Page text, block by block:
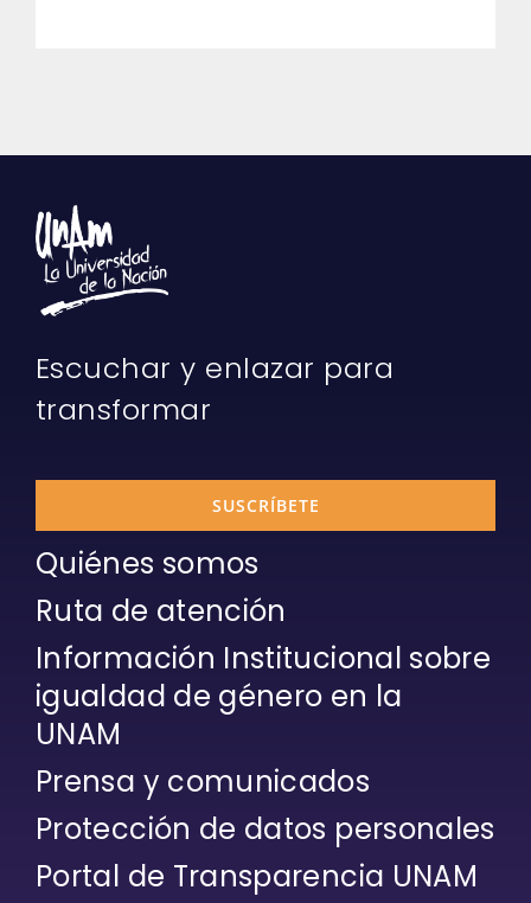
Escuchar y enlazar para
transformar
SUSCRÍBETE
Quiénes somos
Ruta de atención
Información Institucional sobre
igualdad de género en la
UNAM
Prensa y comunicados
Protección de datos personales
Portal de Transparencia UNAM